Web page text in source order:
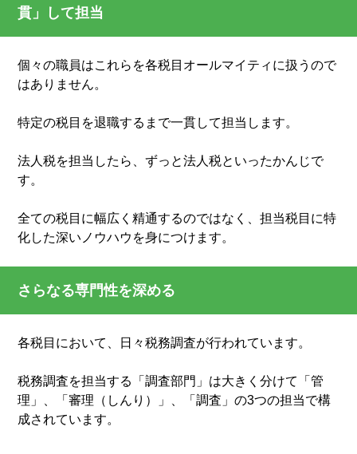
貫」して担当
個々の職員はこれらを各税目オールマイティに扱うので
はありません。
特定の税目を退職するまで一貫して担当します。
法人税を担当したら、ずっと法人税といったかんじで
す。
全ての税目に幅広く精通するのではなく、担当税目に特
化した深いノウハウを身につけます。
さらなる専門性を深める
各税目において、日々税務調査が行われています。
税務調査を担当する「調査部門」は大きく分けて「管
理」、「審理（しんり）」、「調査」の3つの担当で構
成されています。